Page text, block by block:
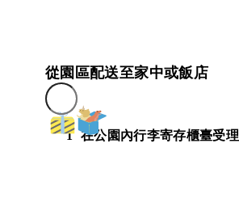
從園區配送至家中或飯店
1 在公園內行李寄存櫃臺受理